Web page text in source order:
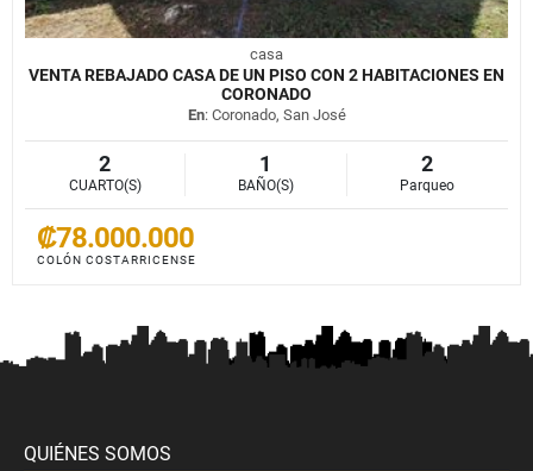
casa
VENTA REBAJADO CASA DE UN PISO CON 2 HABITACIONES EN
CORONADO
En: Coronado, San José
2
CUARTO(S)
1
BAÑO(S)
2
Parqueo
₡78.000.000
COLÓN COSTARRICENSE
QUIÉNES SOMOS